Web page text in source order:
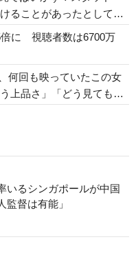
ることがあったとして
に 視聴者数は6700万
何回も映っていたこの女
上品さ」「どう見ても一
いるシンガポールが中国
監督は有能」